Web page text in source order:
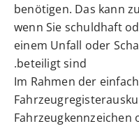
benötigen. Das kann
wenn Sie schuldhaft
einem Unfall oder
beteiligt sind.
Im Rahmen der
Fahrzeugkennzeichen